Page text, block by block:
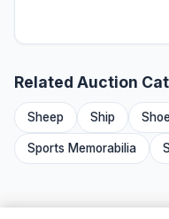
Related Auction
Sheep Ship
Sports Memorabilia